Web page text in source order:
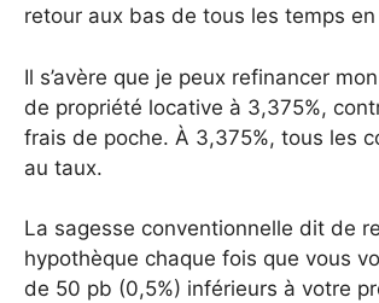
retour aux bas de tous les temps en
Il s’avère que je peux refinancer
de propriété locative à 3,375%,
frais de poche. À 3,375%, tous les
au taux.
La sagesse conventionnelle dit de
hypothèque chaque fois que vous
de 50 pb (0,5%) inférieurs à votre